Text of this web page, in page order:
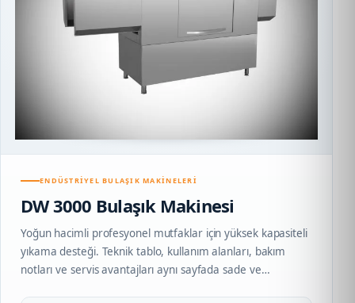
ENDÜSTRIYEL BULAŞIK MAKINELERI
DW 3000 Bulaşık Makinesi
Yoğun hacimli profesyonel mutfaklar için yüksek kapasiteli
yıkama desteği. Teknik tablo, kullanım alanları, bakım
notları ve servis avantajları aynı sayfada sade ve